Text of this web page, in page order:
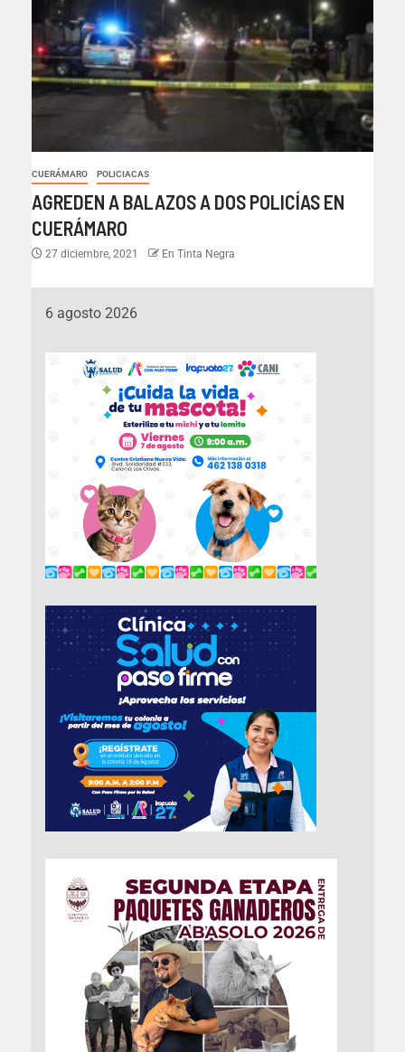
CUERÁMARO POLICIACAS
AGREDEN A BALAZOS A DOS POLICÍAS EN
CUERÁMARO
27 diciembre, 2021 En Tinta Negra
6 agosto 2026